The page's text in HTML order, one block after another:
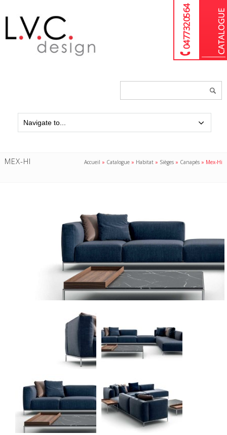
04 77 32 05 64
MEX-HI Accueil » Catalogue » Habitat » Sièges » Canapés » Mex-Hi